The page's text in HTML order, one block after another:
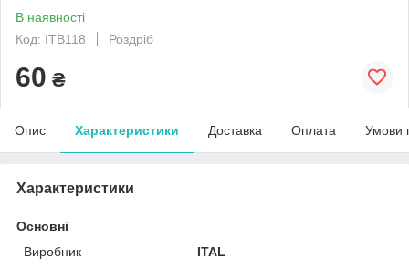
В наявності
Код: ITB118
Роздріб
60 ₴
Опис Характеристики Доставка Оплата Умови
Характеристики
Основні
Виробник
ITAL